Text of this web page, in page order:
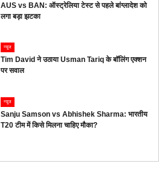
AUS vs BAN: ऑस्ट्रेलिया टेस्ट से पहले बांग्लादेश को
लगा बड़ा झटका
न्यूज
Tim David ने उठाया Usman Tariq के बॉलिंग एक्शन
पर सवाल
न्यूज
Sanju Samson vs Abhishek Sharma: भारतीय
T20 टीम में किसे मिलना चाहिए मौका?